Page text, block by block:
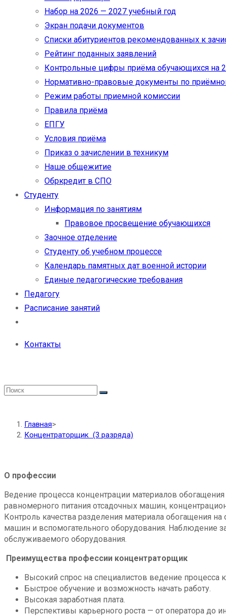
Набор на 2026 — 2027 учебный год
Экран подачи документов
Cписки абитуриентов рекомендованных к
Рейтинг поданных заявлений
Контрольные цифры приёма обучающихся на
Нормативно-правовые документы по
Режим работы приемной комиссии
Правила приёма
ЕПГУ
Условия приёма
Приказ о зачислении в техникум
Наше общежитие
Обркредит в СПО
Студенту
Информация по занятиям
Правовое просвещение обучающихся
Заочное отделение
Студенту об учебном процессе
Календарь памятных дат военной истории
Единые педагогические требования
Педагогу
Расписание занятий
Контакты
Главная>
Концентраторщик (3 разряда)
О профессии
Ведение процесса концентрации материалов
равномерного питания отсадочных машин,
Контроль качества разделения материала обогащения
машин и вспомогательного оборудования. Наблюдение
обслуживаемого оборудования.
Преимущества профессии концентраторщик
Высокий спрос на специалистов ведение процесса
Быстрое обучение и возможность начать работу.
Высокая заработная плата.
Перспективы карьерного роста — от оператора до